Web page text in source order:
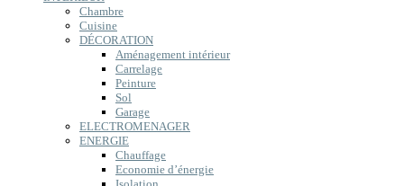
Chambre
Cuisine
DÉCORATION
Aménagement intérieur
Carrelage
Peinture
Sol
Garage
ELECTROMENAGER
ENERGIE
Chauffage
Economie d’énergie